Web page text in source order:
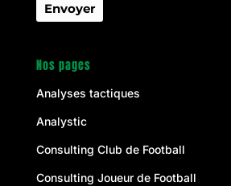
Nos pages
Analyses tactiques
Analystic
Consulting Club de Football
Consulting Joueur de Football